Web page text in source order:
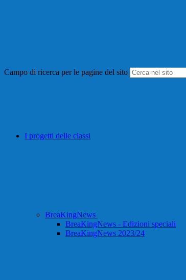
Campo di ricerca per le pagine del sito
I progetti delle classi
BreaKingNews
BreaKingNews - Edizioni speciali
BreaKingNews 2023/24